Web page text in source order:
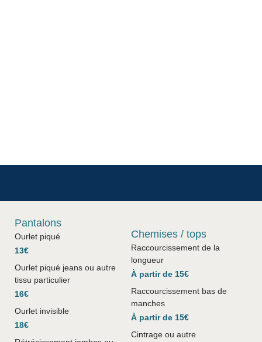
Pantalons
Ourlet piqué
13€
Ourlet piqué jeans ou autre
tissu particulier
16€
Ourlet invisible
18€
Chemises / tops
Raccourcissement de la
longueur
À partir de 15€
Raccourcissement bas de
manches
À partir de 15€
Cintrage ou autre